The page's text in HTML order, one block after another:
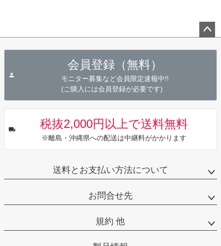
会員登録（無料）
モニター募集など会員限定速報中!!
(ご購入には会員登録が必要です)
税抜2,000円以上で送料無料
※離島・沖縄県への配送は中継料がかかります
送料とお支払い方法について
お問合せ先
規約 他